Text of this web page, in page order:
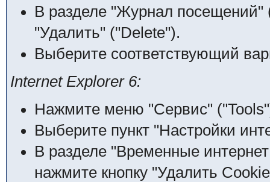
В разделе "Журнал посещений"
"Удалить" ("Delete").
Выберите соответствующий
Internet Explorer 6:
Нажмите меню "Сервис"
Выберите пункт "Настройки
В разделе "Временные
нажмите кнопку "Удалить